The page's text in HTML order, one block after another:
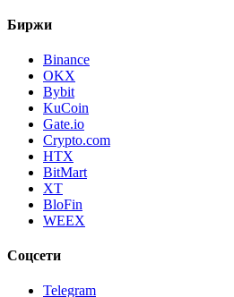
Биржи
Binance
OKX
Bybit
KuCoin
Gate.io
Crypto.com
HTX
BitMart
XT
BloFin
WEEX
Соцсети
Telegram